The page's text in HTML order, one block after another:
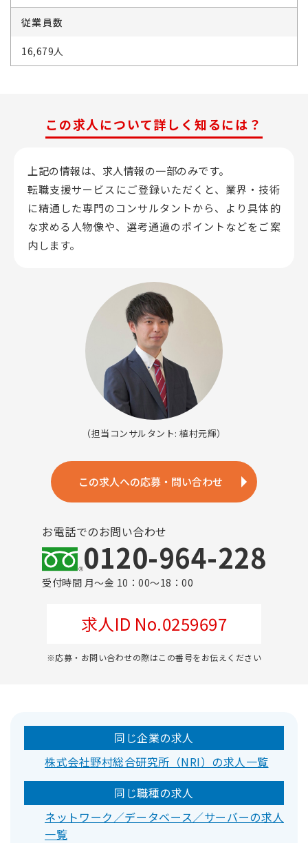
従業員数
16,679人
この求人について詳しく知るには？
上記の情報は、求人情報の一部のみです。
転職支援サービスにご登録いただくと、業界・技術
に精通した専門のコンサルタントから、 より具体的
な求める人物像や、選考通過のポイントなどをご案
内します。
（担当コンサルタント: 植村元輝）
この求人への応募・問い合わせ
お電話でのお問い合わせ
0120-964-228
受付時間 月～金 10：00～18：00
求人ID No.0259697
※応募・お問い合わせの際はこの番号をお伝えください
同じ企業の求人
株式会社野村総合研究所（NRI）の求人一覧
同じ職種の求人
ネットワーク／データベース／サーバーの求人
一覧